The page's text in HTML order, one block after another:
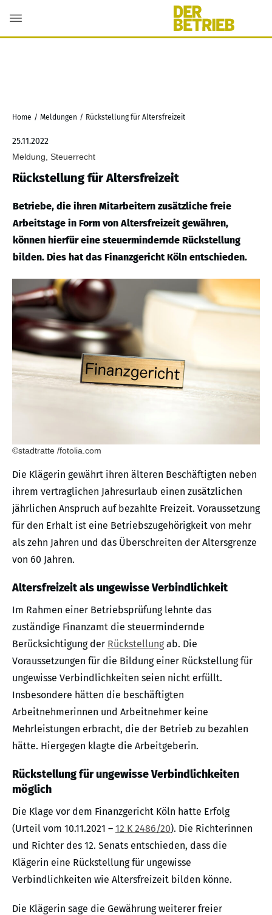
Home / Meldungen / Rückstellung für Altersfreizeit
25.11.2022
Meldung, Steuerrecht
Rückstellung für Altersfreizeit
Betriebe, die ihren Mitarbeitern zusätzliche freie
Arbeitstage in Form von Altersfreizeit gewähren,
können hierfür eine steuermindernde Rückstellung
bilden. Dies hat das Finanzgericht Köln entschieden.
©stadtratte /fotolia.com
Die Klägerin gewährt ihren älteren Beschäftigten neben
ihrem vertraglichen Jahresurlaub einen zusätzlichen
jährlichen Anspruch auf bezahlte Freizeit. Voraussetzung
für den Erhalt ist eine Betriebszugehörigkeit von mehr
als zehn Jahren und das Überschreiten der Altersgrenze
von 60 Jahren.
Altersfreizeit als ungewisse Verbindlichkeit
Im Rahmen einer Betriebsprüfung lehnte das
zuständige Finanzamt die steuermindernde
Berücksichtigung der Rückstellungab. Die
Voraussetzungen für die Bildung einer Rückstellung für
ungewisse Verbindlichkeiten seien nicht erfüllt.
Insbesondere hätten die beschäftigten
Arbeitnehmerinnen und Arbeitnehmer keine
Mehrleistungen erbracht, die der Betrieb zu bezahlen
hätte. Hiergegen klagte die Arbeitgeberin.
Rückstellung für ungewisse Verbindlichkeiten
möglich
Die Klage vor dem Finanzgericht Köln hatte Erfolg
(Urteil vom 10.11.2021 – 12 K 2486/20). Die Richterinnen
und Richter des 12. Senats entschieden, dass die
Klägerin eine Rückstellung für ungewisse
Verbindlichkeiten wie Altersfreizeit bilden könne.
Die Klägerin sage die Gewährung weiterer freier